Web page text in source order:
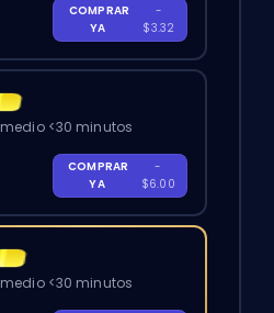
COMPRAR
YA
-
$3.32
<30 minutos
COMPRAR
YA
-
$6.00
<30 minutos